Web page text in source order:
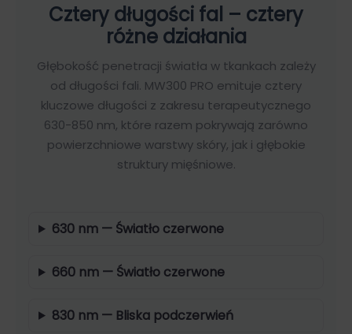
Cztery długości fal – cztery
różne działania
Głębokość penetracji światła w tkankach zależy
od długości fali. MW300 PRO emituje cztery
kluczowe długości z zakresu terapeutycznego
630-850 nm, które razem pokrywają zarówno
powierzchniowe warstwy skóry, jak i głębokie
struktury mięśniowe.
630 nm — Światło czerwone
660 nm — Światło czerwone
830 nm — Bliska podczerwień